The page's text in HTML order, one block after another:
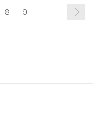
8 9